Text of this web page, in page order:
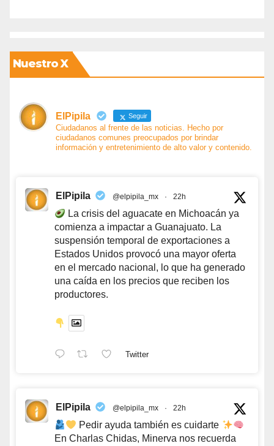
Nuestro X
ElPipila Seguir
Ciudadanos al frente de las noticias. Hecho por
ciudadanos comunes preocupados por brindar
información y entretenimiento de alto valor y contenido.
ElPipila @elpipila_mx · 22h
La crisis del aguacate en Michoacán ya
comienza a impactar a Guanajuato. La
suspensión temporal de exportaciones a
Estados Unidos provocó una mayor oferta
en el mercado nacional, lo que ha generado
una caída en los precios que reciben los
productores.
Twitter
ElPipila @elpipila_mx · 22h
Pedir ayuda también es cuidarte
En Charlas Chidas, Minerva nos recuerda